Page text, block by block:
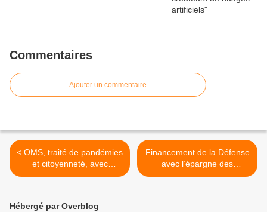
Commentaires
Ajouter un commentaire
< OMS, traité de pandémies
et citoyenneté, avec
Étienne Chouard & Corinne
Financement de la Défense
avec l’épargne des
Français : la proposition de
Hébergé par Overblog